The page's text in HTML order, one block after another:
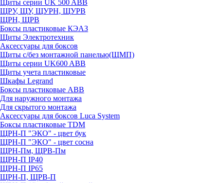
Щиты серии UK 500 ABB
ЩРУ, ЩУ, ЩУРН, ЩУРВ
ЩРН, ЩРВ
Боксы пластиковые КЭАЗ
Щиты Электротехник
Аксессуары для боксов
Щиты с/без монтажной панелью(ЩМП)
Щиты серии UK600 ABB
Щиты учета пластиковые
Шкафы Legrand
Боксы пластиковые ABB
Для наружного монтажа
Для скрытого монтажа
Аксессуары для боксов Luca System
Боксы пластиковые TDM
ЩРН-П "ЭКО" - цвет бук
ЩРН-П "ЭКО" - цвет сосна
ЩРН-Пм, ЩРВ-Пм
ЩРН-П IP40
ЩРН-П IP65
ЩРН-П, ЩРВ-П